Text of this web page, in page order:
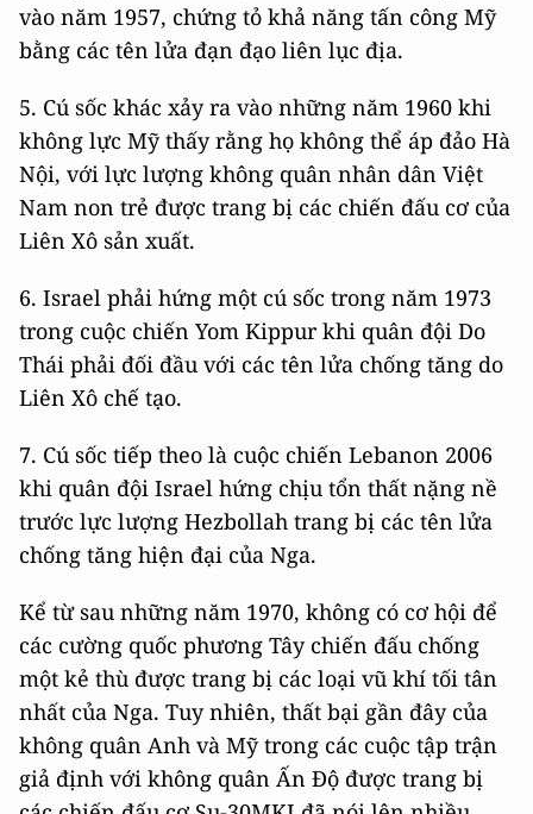
vào năm 1957, chứng tỏ khả năng tấn công Mỹ
bằng các tên lửa đạn đạo liên lục địa.
5. Cú sốc khác xảy ra vào những năm 1960 khi
không lực Mỹ thấy rằng họ không thể áp đảo Hà
Nội, với lực lượng không quân nhân dân Việt
Nam non trẻ được trang bị các chiến đấu cơ của
Liên Xô sản xuất.
6. Israel phải hứng một cú sốc trong năm 1973
trong cuộc chiến Yom Kippur khi quân đội Do
Thái phải đối đầu với các tên lửa chống tăng do
Liên Xô chế tạo.
7. Cú sốc tiếp theo là cuộc chiến Lebanon 2006
khi quân đội Israel hứng chịu tổn thất nặng nề
trước lực lượng Hezbollah trang bị các tên lửa
chống tăng hiện đại của Nga.
Kể từ sau những năm 1970, không có cơ hội để
các cường quốc phương Tây chiến đấu chống
một kẻ thù được trang bị các loại vũ khí tối tân
nhất của Nga. Tuy nhiên, thất bại gần đây của
không quân Anh và Mỹ trong các cuộc tập trận
giả định với không quân Ấn Độ được trang bị